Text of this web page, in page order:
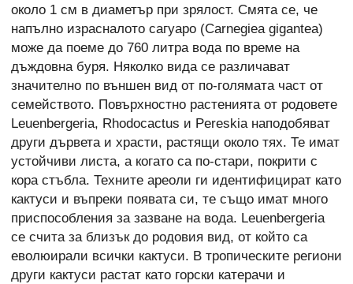
около 1 см в диаметър при зрялост. Смята се, че
напълно израсналото сагуаро (Carnegiea gigantea)
може да поеме до 760 литра вода по време на
дъждовна буря. Няколко вида се различават
значително по външен вид от по-голямата част от
семейството. Повърхностно растенията от родовете
Leuenbergeria, Rhodocactus и Pereskia наподобяват
други дървета и храсти, растящи около тях. Те имат
устойчиви листа, а когато са по-стари, покрити с
кора стъбла. Техните ареоли ги идентифицират като
кактуси и въпреки появата си, те също имат много
приспособления за зазване на вода. Leuenbergeria
се счита за близък до родовия вид, от който са
еволюирали всички кактуси. В тропическите региони
други кактуси растат като горски катерачи и